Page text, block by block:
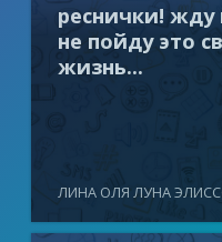
реснички! жду
не пойду это
жизнь...
ЛИНА ОЛЯ ЛУНА